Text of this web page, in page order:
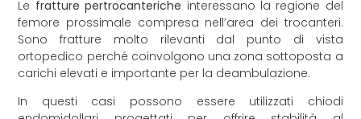
Le fratture pertrocanteriche interessano la regione del
femore prossimale compresa nell’area dei trocanteri.
Sono fratture molto rilevanti dal punto di vista
ortopedico perché coinvolgono una zona sottoposta a
carichi elevati e importante per la deambulazione.
In questi casi possono essere utilizzati chiodi